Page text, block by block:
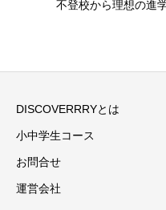
不登校から理想の進
DISCOVERRRYとは
小中学生コース
お問合せ
運営会社